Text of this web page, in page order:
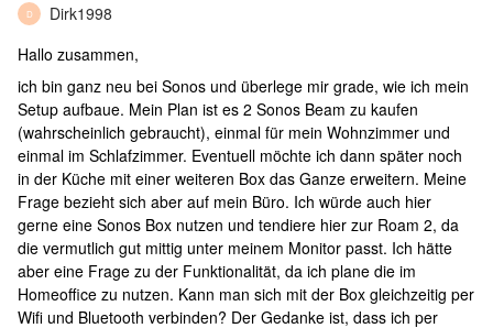
D
Dirk1998
Hallo zusammen,
ich bin ganz neu bei Sonos und überlege mir grade, wie ich mein
Setup aufbaue. Mein Plan ist es 2 Sonos Beam zu kaufen
(wahrscheinlich gebraucht), einmal für mein Wohnzimmer und
einmal im Schlafzimmer. Eventuell möchte ich dann später noch
in der Küche mit einer weiteren Box das Ganze erweitern. Meine
Frage bezieht sich aber auf mein Büro. Ich würde auch hier
gerne eine Sonos Box nutzen und tendiere hier zur Roam 2, da
die vermutlich gut mittig unter meinem Monitor passt. Ich hätte
aber eine Frage zu der Funktionalität, da ich plane die im
Homeoffice zu nutzen. Kann man sich mit der Box gleichzeitig per
Wifi und Bluetooth verbinden? Der Gedanke ist, dass ich per